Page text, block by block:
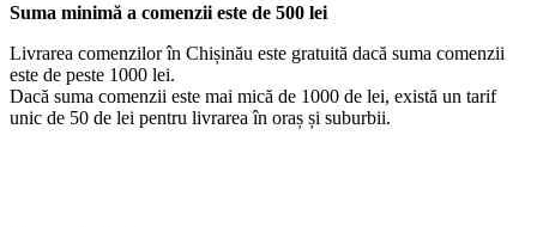
Suma minimă a comenzii este de 500 lei
Livrarea comenzilor în Chișinău este gratuită dacă suma comenzii
este de peste 1000 lei.
Dacă suma comenzii este mai mică de 1000 de lei, există un tarif
unic de 50 de lei pentru livrarea în oraș și suburbii.